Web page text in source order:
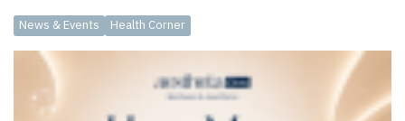
News & Events Health Corner